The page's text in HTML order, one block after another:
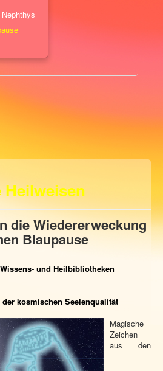
die Wiedererweckung
Blaupause
und Heilbibliotheken
der kosmischen Seelenqualität
Magische
Zeichen
aus den